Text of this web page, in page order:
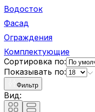
Водосток
Фасад
Ограждения
Комплектующие
Сортировка по:
Показывать по:
Фильтр
Вид: